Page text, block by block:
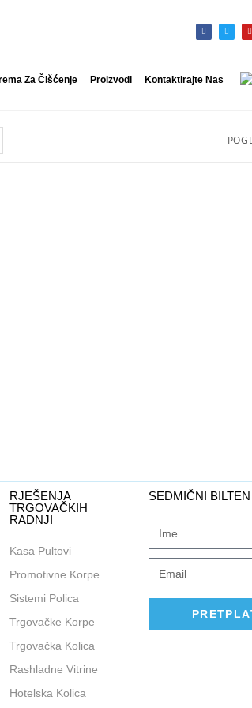
Za Čišćenje Proizvodi Kontaktirajte Nas
RJEŠENJA
TRGOVAČKIH
RADNJI
Kasa Pultovi
Promotivne Korpe
Sistemi Polica
Trgovačke Korpe
Trgovačka Kolica
Rashladne Vitrine
Hotelska Kolica
SEDMIČNI BILTEN